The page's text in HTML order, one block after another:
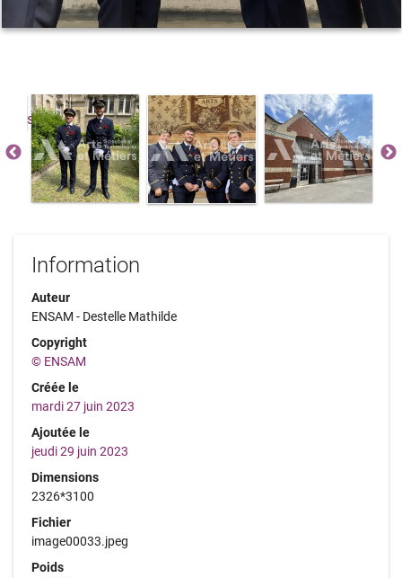
Information
Auteur
ENSAM - Destelle Mathilde
Copyright
© ENSAM
Créée le
mardi 27 juin 2023
Ajoutée le
jeudi 29 juin 2023
Dimensions
2326*3100
Fichier
image00033.jpeg
Poids